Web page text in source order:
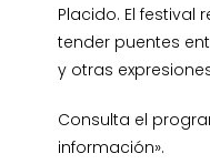
Placido. El festival
tender puentes
y otras
Consulta el
información».